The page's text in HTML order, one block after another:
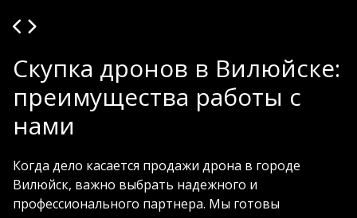
Скупка дронов в Вилюйске:
преимущества работы с
нами
Когда дело касается продажи дрона в городе
Вилюйск, важно выбрать надежного и
профессионального партнера. Мы готовы